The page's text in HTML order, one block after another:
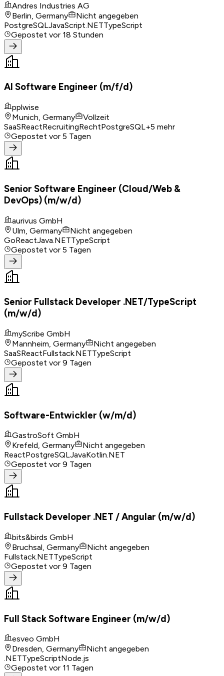
Andres Industries AG
Berlin, Germany
Nicht angegeben
PostgreSQLJavaScript .NETTypeScript
Gepostet vor 18 Stunden
AI Software Engineer (m/f/d)
pplwise
Munich, Germany
Vollzeit
SaaSReactRecruitingRechtPostgreSQL+5 mehr
Gepostet vor 5 Tagen
Senior Software Engineer (Cloud/Web &
DevOps) (m/w/d)
aurivus GmbH
Ulm, Germany
Nicht angegeben
GoReactJava .NETTypeScript
Gepostet vor 5 Tagen
Senior Fullstack Developer .NET/TypeScript
(m/w/d)
myScribe GmbH
Mannheim, Germany
Nicht angegeben
SaaSReactFullstack.NETTypeScript
Gepostet vor 9 Tagen
Software-Entwickler (w/m/d)
GastroSoft GmbH
Krefeld, Germany
Nicht angegeben
ReactPostgreSQLJavaKotlin.NET
Gepostet vor 9 Tagen
Fullstack Developer .NET / Angular (m/w/d)
bits&birds GmbH
Bruchsal, Germany
Nicht angegeben
Fullstack.NETTypeScript
Gepostet vor 9 Tagen
Full Stack Software Engineer (m/w/d)
esveo GmbH
Dresden, Germany
Nicht angegeben
.NETTypeScriptNode.js
Gepostet vor 11 Tagen